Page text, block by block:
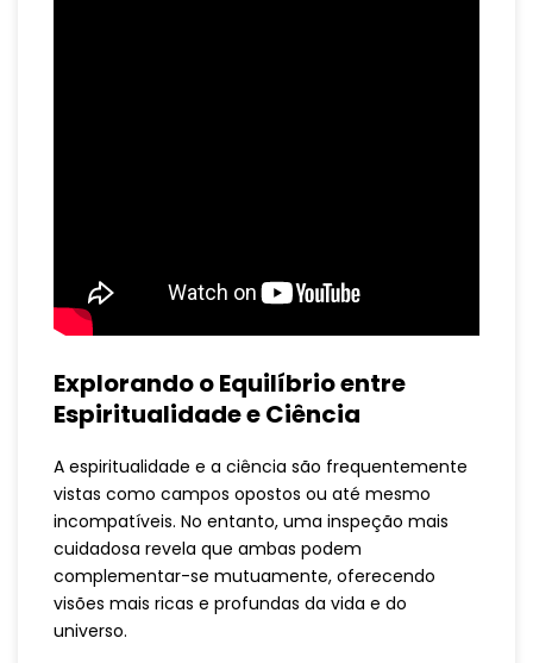
Explorando o Equilíbrio entre
Espiritualidade e Ciência
A espiritualidade e a ciência são frequentemente
vistas como campos opostos ou até mesmo
incompatíveis. No entanto, uma inspeção mais
cuidadosa revela que ambas podem
complementar-se mutuamente, oferecendo
visões mais ricas e profundas da vida e do
universo.